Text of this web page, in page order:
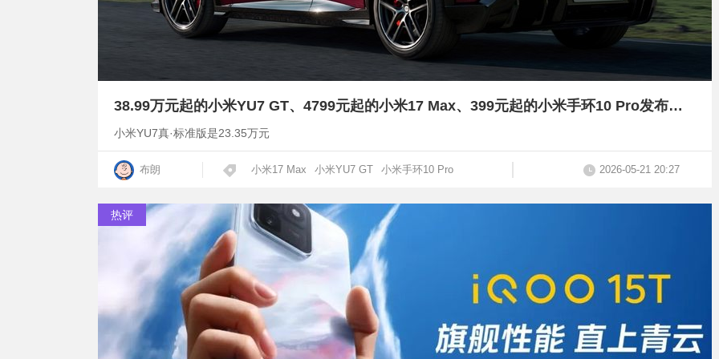
38.99万元起的小米YU7 GT、4799元起的小米17 Max、399元起的小米手环10 Pro发布【附多机对比】
小米YU7真·标准版是23.35万元
布朗 小米17 Max 小米YU7 GT 小米手环10 Pro 2026-05-21 20:27
热评